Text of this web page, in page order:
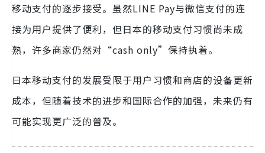
移动支付的逐步接受。虽然LINE Pay与微信支付的连
接为用户提供了便利，但日本的移动支付习惯尚未成
熟，许多商家仍然对“cash only”保持执着。
日本移动支付的发展受限于用户习惯和商店的设备更新
成本，但随着技术的进步和国际合作的加强，未来仍有
可能实现更广泛的普及。